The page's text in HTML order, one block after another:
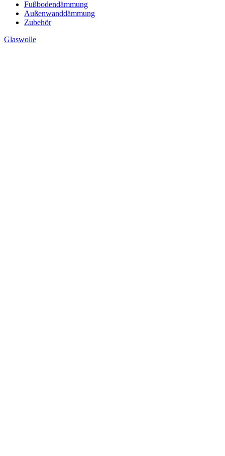
Fußbodendämmung
Außenwanddämmung
Zubehör
Glaswolle